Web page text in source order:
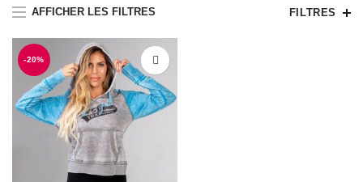
AFFICHER LES FILTRES FILTRES
-20%